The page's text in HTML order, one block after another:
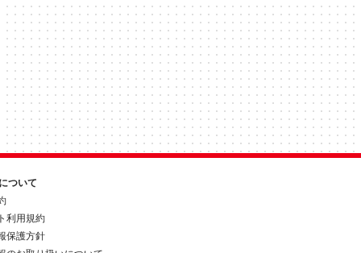
ついて
利用規約
保護方針